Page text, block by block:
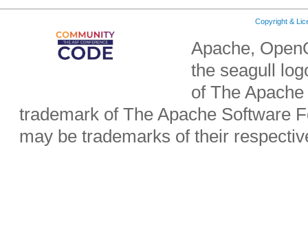
Copyright &
Apache,
the seagull
of The
trademark of The Apache Software
may be trademarks of their